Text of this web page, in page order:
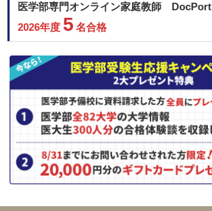
医学部専門オンライン家庭教師 DocPort
2026年度 5 名合格